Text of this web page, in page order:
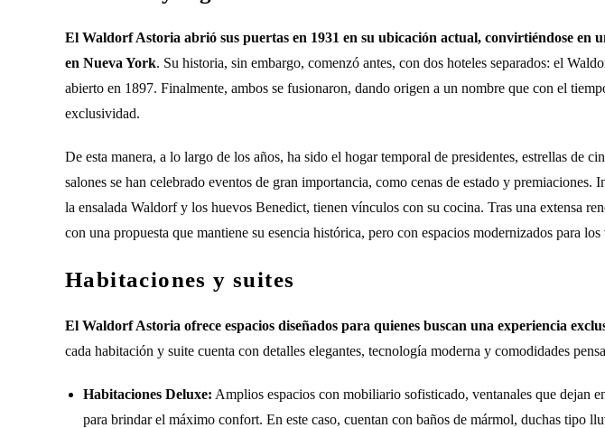
El Waldorf Astoria abrió sus puertas en 1931 en su ubicación actual, convirtiéndose en
en Nueva York. Su historia, sin embargo, comenzó antes, con dos hoteles separados: el
abierto en 1897. Finalmente, ambos se fusionaron, dando origen a un nombre que con el
exclusividad.
De esta manera, a lo largo de los años, ha sido el hogar temporal de presidentes, estrellas de
salones se han celebrado eventos de gran importancia, como cenas de estado y
la ensalada Waldorf y los huevos Benedict, tienen vínculos con su cocina. Tras una extensa
con una propuesta que mantiene su esencia histórica, pero con espacios modernizados para los
Habitaciones y suites
El Waldorf Astoria ofrece espacios diseñados para quienes buscan una experiencia
cada habitación y suite cuenta con detalles elegantes, tecnología moderna y comodidades
Habitaciones Deluxe: Amplios espacios con mobiliario sofisticado, ventanales que dejan
para brindar el máximo confort. En este caso, cuentan con baños de mármol, duchas tipo